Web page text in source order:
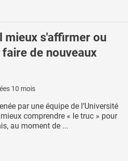
mieux s'affirmer ou
de nouveaux
10 mois
par une équipe de l’Université
comprendre « le truc » pour
au moment de ...